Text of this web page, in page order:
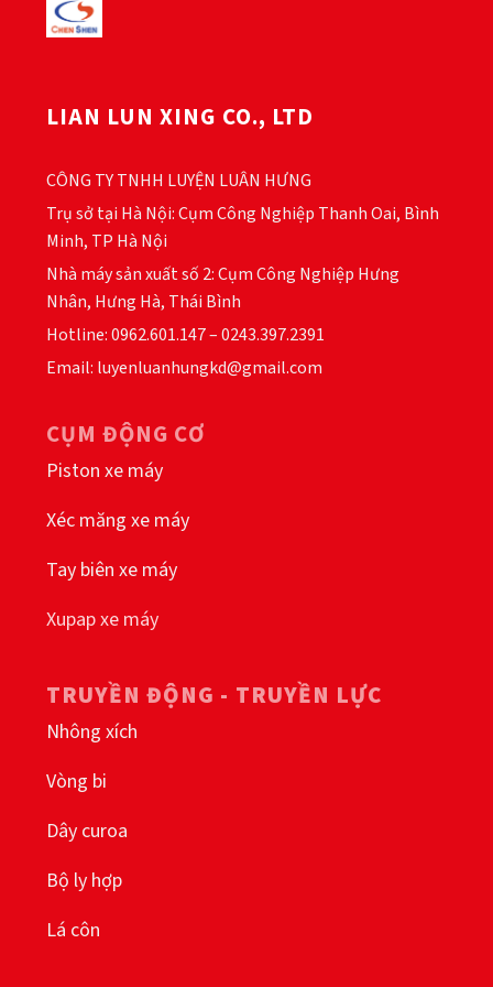
Các
tùy
thể
được
trên
sản
phẩm
LIAN LUN XING CO., LTD
CÔNG TY TNHH LUYỆN LUÂN HƯNG
Trụ sở tại Hà Nội: Cụm Công Nghiệp Thanh Oai, Bình
Minh, TP Hà Nội
Nhà máy sản xuất số 2: Cụm Công Nghiệp Hưng
Nhân, Hưng Hà, Thái Bình
Hotline: 0962.601.147 – 0243.397.2391
Email: luyenluanhungkd@gmail.com
CỤM ĐỘNG CƠ
Piston xe máy
Xéc măng xe máy
Tay biên xe máy
Xupap xe máy
TRUYỀN ĐỘNG - TRUYỀN LỰC
Nhông xích
Vòng bi
Dây curoa
Bộ ly hợp
Lá côn